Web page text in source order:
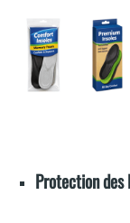
Protection des